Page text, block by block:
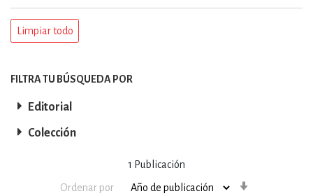
1 Publicación
Ordenar por
Limpiar todo
FILTRA TU BÚSQUEDA POR
Editorial
Colección